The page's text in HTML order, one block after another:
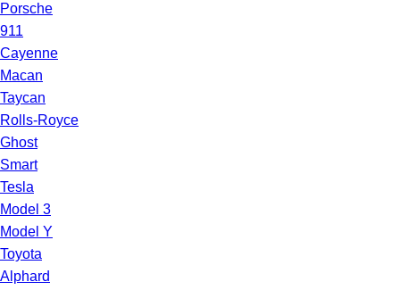
Porsche
911
Cayenne
Macan
Taycan
Rolls-Royce
Ghost
Smart
Tesla
Model 3
Model Y
Toyota
Alphard